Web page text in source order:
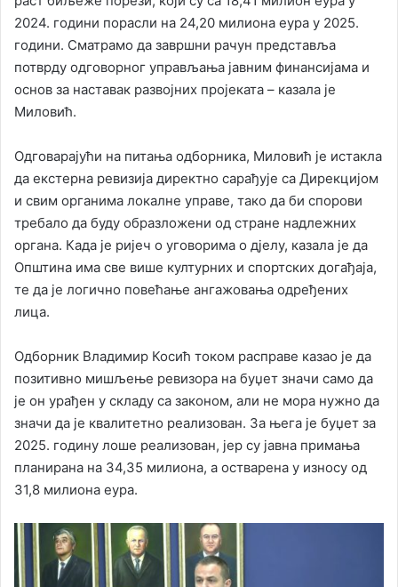
2024. години порасли на 24,20 милиона еура у 2025.
години. Сматрамо да завршни рачун представља
потврду одговорног управљања јавним финансијама и
основ за наставак развојних пројеката – казала је
Миловић.
Одговарајући на питања одборника, Миловић је истакла
да екстерна ревизија директно сарађује са Дирекцијом
и свим органима локалне управе, тако да би спорови
требало да буду образложени од стране надлежних
органа. Када је ријеч о уговорима о дјелу, казала је да
Општина има све више културних и спортских догађаја,
те да је логично повећање ангажовања одређених
лица.
Одборник Владимир Косић током расправе казао је да
позитивно мишљење ревизора на буџет значи само да
је он урађен у складу са законом, али не мора нужно да
значи да је квалитетно реализован. За њега је буџет за
2025. годину лоше реализован, јер су јавна примања
планирана на 34,35 милиона, а остварена у износу од
31,8 милиона еура.